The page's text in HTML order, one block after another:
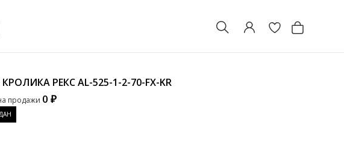
РЕКСAL-525-1-2-70-FX-KR
продажи 0 ₽